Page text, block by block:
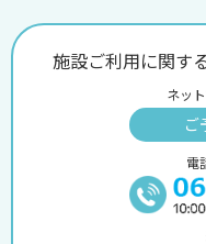
施設ご利用に関す
ネッ
ご
電